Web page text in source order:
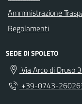
Amministrazione
Regolamenti
SEDE DI SPOLETO
Via Arco di Druso
+39-0743-